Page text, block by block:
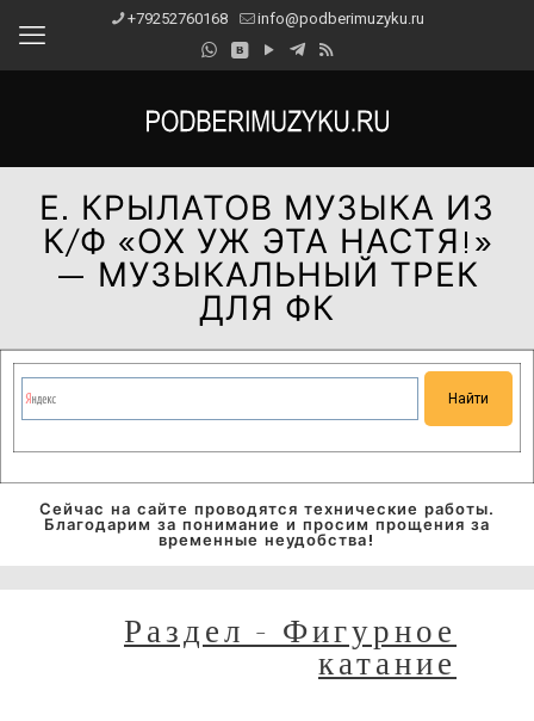
+79252760168 info@podberimuzyku.ru
Е. КРЫЛАТОВ МУЗЫКА ИЗ
К/Ф «ОХ УЖ ЭТА НАСТЯ!»
— МУЗЫКАЛЬНЫЙ ТРЕК
ДЛЯ ФК
Сейчас на сайте проводятся технические работы.
Благодарим за понимание и просим прощения за
временные неудобства!
Раздел - Фигурное
катание